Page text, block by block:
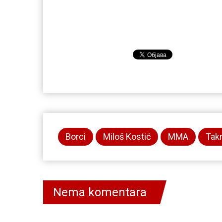
Borci Miloš Kostić MMA
Nema komentara